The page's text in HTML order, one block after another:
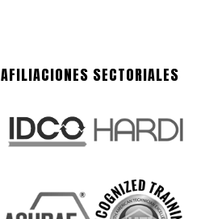
AFILIACIONES SECTORIALES